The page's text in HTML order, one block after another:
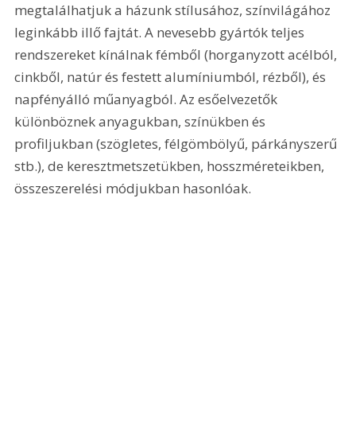
megtalálhatjuk a házunk stílusához, színvilágához
leginkább illő fajtát. A nevesebb gyártók teljes
rendszereket kínálnak fémből (horganyzott acélból,
cinkből, natúr és festett alumíniumból, rézből), és
napfényálló műanyagból. Az esőelvezetők
különböznek anyagukban, színükben és
profiljukban (szögletes, félgömbölyű, párkányszerű
stb.), de keresztmetszetükben, hosszméreteikben,
összeszerelési módjukban hasonlóak.